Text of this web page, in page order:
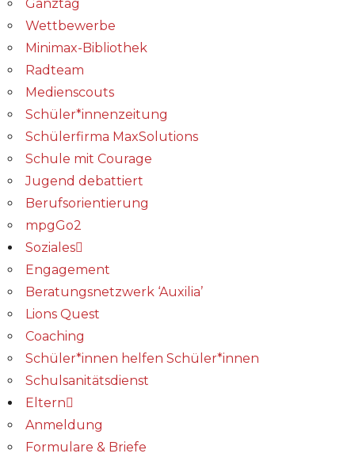
Ganztag
Wettbewerbe
Minimax-Bibliothek​
Radteam
Medienscouts
Schüler*innenzeitung
Schülerfirma MaxSolutions
Schule mit Courage
Jugend debattiert
Berufsorientierung
mpgGo2
Soziales
Engagement
Beratungsnetzwerk ‘Auxilia’
Lions Quest
Coaching
Schüler*innen helfen Schüler*innen
Schulsanitätsdienst
Eltern
Anmeldung
Formulare & Briefe